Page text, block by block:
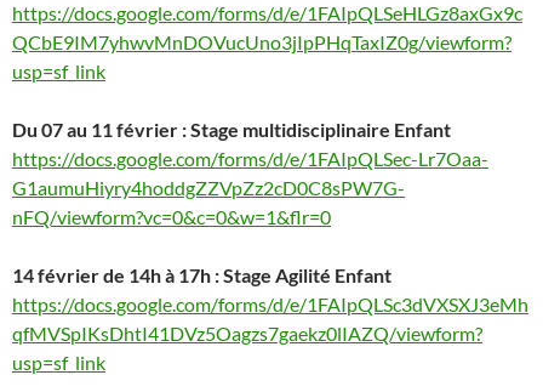
https://docs.google.com/forms/d/e/1FAIpQLSeHLGz8axGx9c
QCbE9IM7yhwvMnDOVucUno3jIpPHqTaxIZ0g/viewform?
usp=sf_link
Du 07 au 11 février : Stage multidisciplinaire Enfant
https://docs.google.com/forms/d/e/1FAIpQLSec-Lr7Oaa-
G1aumuHiyry4hoddgZZVpZz2cD0C8sPW7G-
nFQ/viewform?vc=0&c=0&w=1&flr=0
14 février de 14h à 17h : Stage Agilité Enfant
https://docs.google.com/forms/d/e/1FAIpQLSc3dVXSXJ3eMh
qfMVSpIKsDhtI41DVz5Oagzs7gaekz0lIAZQ/viewform?
usp=sf_link